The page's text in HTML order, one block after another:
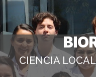
CIENCIA